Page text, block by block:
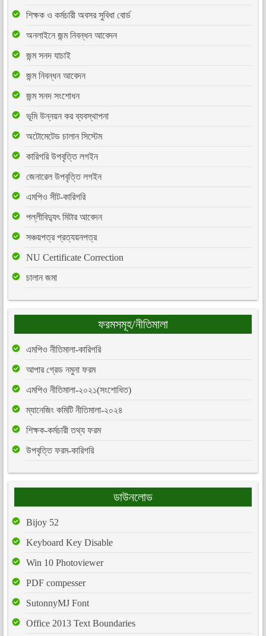
শিক্ষক ও কর্মচারী অবসর সুবিধা বোর্ড
অনলাইনে জন্ম নিবন্ধন আবেদন
জন্ম সনদ যাচাই
জন্ম নিবন্ধন আবেদন
জন্ম সনদ সংশোধন
ভূমি উন্নয়ন কর ব্যবস্থাপনা
অটোমেটেড চালান সিস্টেম
কারিগরি উপবৃত্তি লগইন
জেনারেল উপবৃত্তি লগইন
এমপিও সীট-কারিগরি
পল্লীবিদ্যুৎ মিটার আবেদন
সঞ্চয়পত্র প্রত্যয়নপত্র
NU Certificate Correction
চালান জমা
ফরমসমূহ/নীতিমালা
এমপিও নীতিমালা-কারিগরি
আপার গ্রেড নমুনা ফরম
এমপিও নীতিমালা-২০২১(সংশোধিত)
ম্যানেজিং কমিটি নীতিমালা-২০২৪
শিক্ষক-কর্মচারী তথ্য ফরম
উপবৃত্তি ফরম-কারিগরি
ডাউনলোড
Bijoy 52
Keyboard Key Disable
Win 10 Photoviewer
PDF compesser
SutonnyMJ Font
Office 2013 Text Boundaries